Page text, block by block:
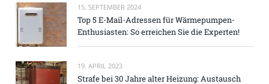
15. SEPTEMBER 2024
Top 5 E-Mail-Adressen für Wärmepumpen-
Enthusiasten: So erreichen Sie die Experten!
19. APRIL 2023
Strafe bei 30 Jahre alter Heizung: Austausch